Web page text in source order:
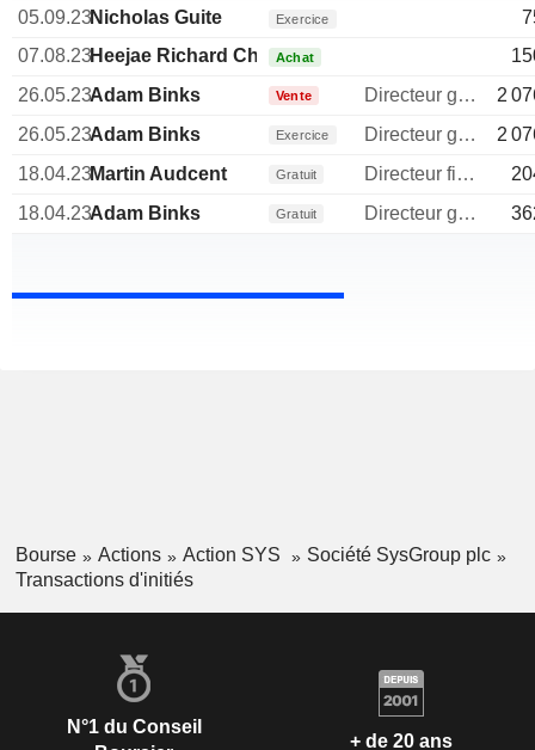
05.09.23Nicholas Guite Exercice
07.08.23Heejae Richard ChaeAchat
26.05.23Adam Binks Vente Directeur general
2
26.05.23Adam Binks Exercice Directeur general
2
18.04.23Martin Audcent Gratuit Directeur financier
18.04.23Adam Binks Gratuit Directeur general
Bourse Actions Action SYS
Société SysGroup plc
Transactions d'initiés
N°1 du Conseil
+ de 20 ans